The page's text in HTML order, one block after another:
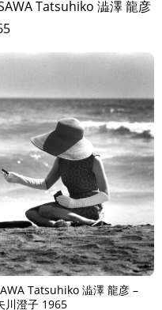
Tatsuhiko 澁澤 龍彦
Tatsuhiko 澁澤 龍彦 –
川澄子 1965